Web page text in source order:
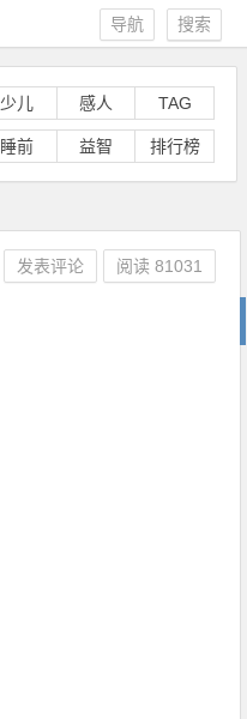
搜索
导航
少儿 感人 TAG
睡前 益智 排行榜
发表评论 阅读81031